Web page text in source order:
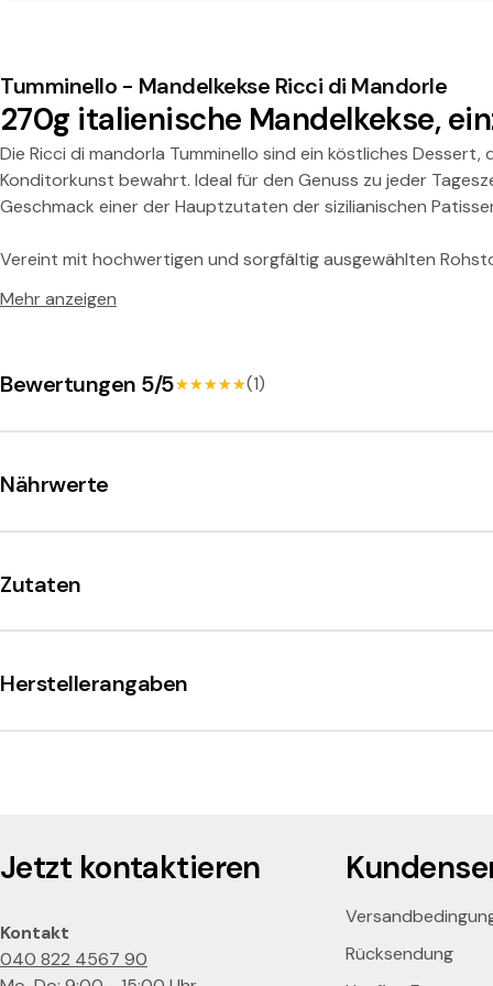
c
i
d
M
n
d
o
r
l
Tumminello - Mandelkekse Ricci di Mandorle
270g italienische Mandelkekse,
Die Ricci di mandorla Tumminello sind ein köstliches
Konditorkunst bewahrt. Ideal für den Genuss zu jeder
Geschmack einer der Hauptzutaten der sizilianischen
Vereint mit hochwertigen und sorgfältig ausgewählten
Mehr anzeigen
Bewertungen 5/5★★★★★
★★★★★(1)
Nährwerte
Zutaten
Herstellerangaben
Jetzt kontaktieren
Kontakt
040 822 4567 90
Rücksendung